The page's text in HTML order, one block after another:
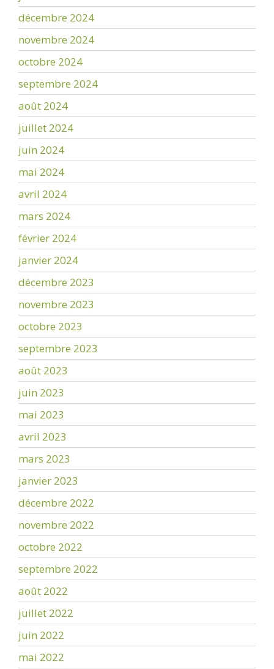
décembre 2024
novembre 2024
octobre 2024
septembre 2024
août 2024
juillet 2024
juin 2024
mai 2024
avril 2024
mars 2024
février 2024
janvier 2024
décembre 2023
novembre 2023
octobre 2023
septembre 2023
août 2023
juin 2023
mai 2023
avril 2023
mars 2023
janvier 2023
décembre 2022
novembre 2022
octobre 2022
septembre 2022
août 2022
juillet 2022
juin 2022
mai 2022